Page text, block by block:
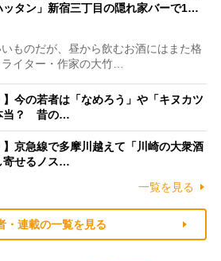
ッタン」新宿三丁目の隠れ家バーで1…
ものだが、昼から飲むお酒にはまた格
イター・作家の大竹…
】今の若者は「なめろう」や「キヌカツ
当？ 昔の…
】京急線で多摩川越えて「川崎の大衆酒
せるノス…
一覧を見る
・連載の一覧を見る